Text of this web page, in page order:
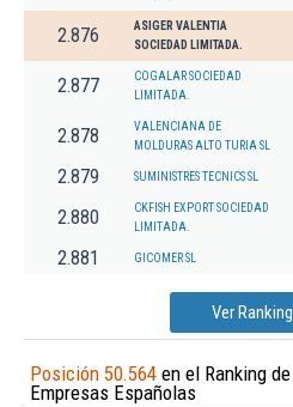
2.876
ASIGER VALENTIA
SOCIEDAD LIMITADA.
2.877
COGALAR SOCIEDAD
LIMITADA.
2.878
VALENCIANA DE
MOLDURAS ALTO TURIA SL
2.879 SUMINISTRES TECNICS SL
2.880
CKFISH EXPORT SOCIEDAD
LIMITADA.
2.881 GICOMER SL
Ver
Posición 50.564 en el Ranking de
Empresas Españolas